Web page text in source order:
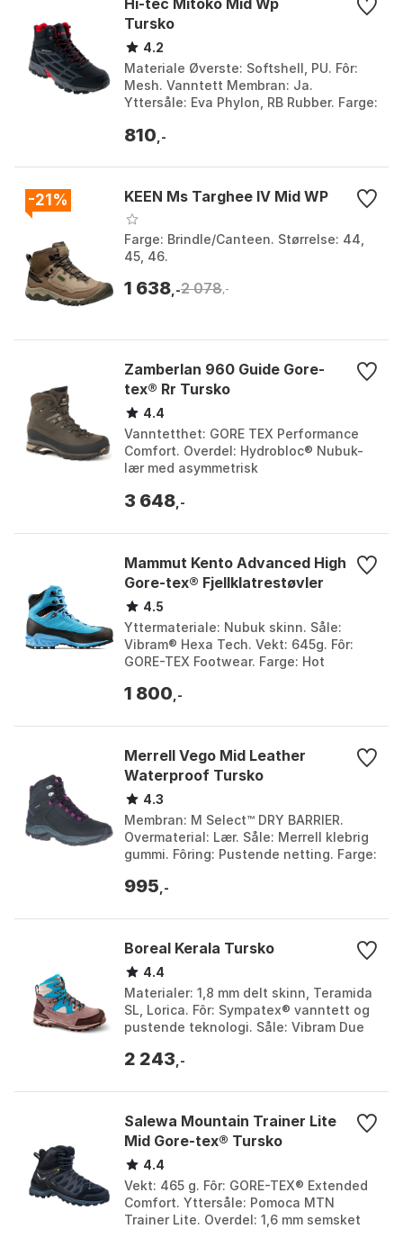
Hi-tec Mitoko Mid Wp
Tursko
4.2
Materiale Øverste: Softshell, PU. Fôr:
Mesh. Vanntett Membran: Ja.
Yttersåle: Eva Phylon, RB Rubber. Farge:
810 ,-
-21% KEEN Ms Targhee IV Mid WP
Farge: Brindle/Canteen. Størrelse: 44,
45, 46.
1 638 ,-2 078,-
Zamberlan 960 Guide Gore-
tex® Rr Tursko
4.4
Vanntetthet: GORE TEX Performance
Comfort. Overdel: Hydrobloc® Nubuk-
lær med asymmetrisk
Zamberlan® Vibram® Star Trek. Vekt:
3 648 ,-
Mammut Kento Advanced High
Gore-tex® Fjellklatrestøvler
4.5
Yttermateriale: Nubuk skinn. Såle:
Vibram® Hexa Tech. Vekt: 645g. Fôr:
GORE-TEX Footwear. Farge: Hot
dark whisper, Ocean-...
1 800 ,-
Merrell Vego Mid Leather
Waterproof Tursko
4.3
Membran: M Select™ DRY BARRIER.
Overmaterial: Lær. Såle: Merrell klebrig
gummi. Fôring: Pustende netting. Farge:
38, ...
995 ,-
Boreal Kerala Tursko
4.4
Materialer: 1,8 mm delt skinn, Teramida
SL, Lorica. Fôr: Sympatex® vanntett og
pustende teknologi. Såle: Vibram Due
Passform: HFS pol...
2 243 ,-
Salewa Mountain Trainer Lite
Mid Gore-tex® Tursko
4.4
Vekt: 465 g. Fôr: GORE-TEX® Extended
Comfort. Yttersåle: Pomoca MTN
Trainer Lite. Overdel: 1,6 mm semsket